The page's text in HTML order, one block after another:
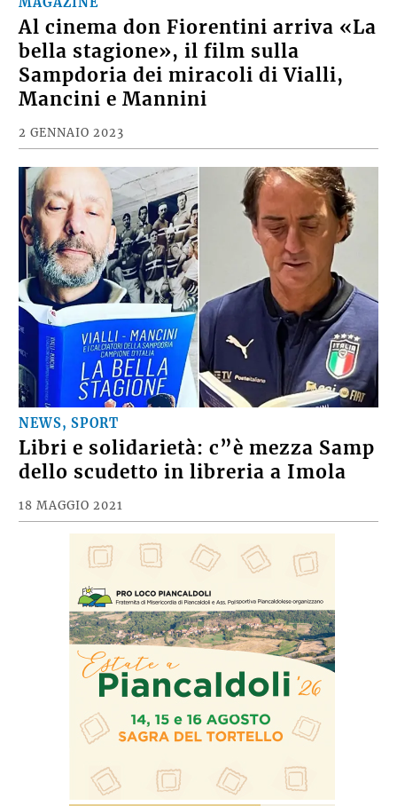
Al cinema don Fiorentini arriva «La
bella stagione», il film sulla
Sampdoria dei miracoli di Vialli,
Mancini e Mannini
2 GENNAIO 2023
NEWS, SPORT
Libri e solidarietà: c”è mezza Samp
dello scudetto in libreria a Imola
18 MAGGIO 2021